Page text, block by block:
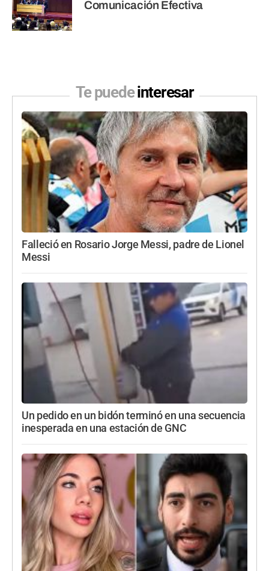
Comunicación Efectiva
Te puedeinteresar
Falleció en Rosario Jorge Messi, padre de Lionel
Messi
Un pedido en un bidón terminó en una secuencia
inesperada en una estación de GNC